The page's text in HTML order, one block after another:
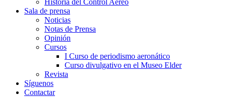
Sala de prensa
Noticias
Notas de Prensa
Opinión
Cursos
I Curso de periodismo aeronático
Curso divulgativo en el Museo Elder
Revista
Síguenos
Contactar